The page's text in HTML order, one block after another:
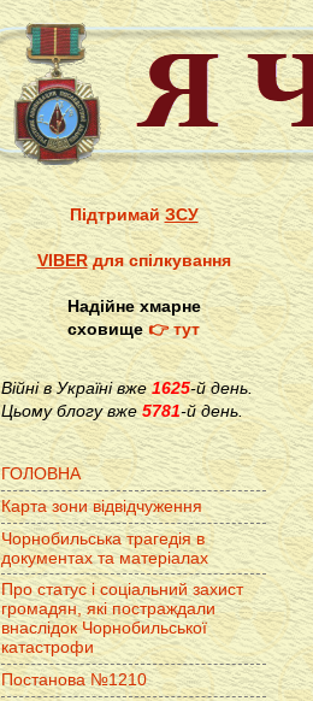
ПідтримайЗСУ
VIBERдля спілкування
Надійне хмарне
сховище👉 тут
Війні в Україні вже1625-й день.
Цьому блогу вже 5781-й день.
ГОЛОВНА
Карта зони відвідчуження
Чорнобильська трагедія в
документах та матеріалах
Про статус і соціальний захист
громадян, які постраждали
внаслідок Чорнобильської
катастрофи
Постанова №1210